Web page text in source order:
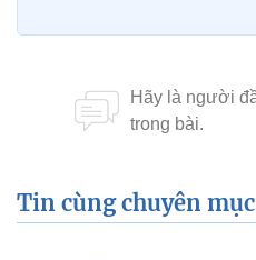
Tin cùng chuyên mục